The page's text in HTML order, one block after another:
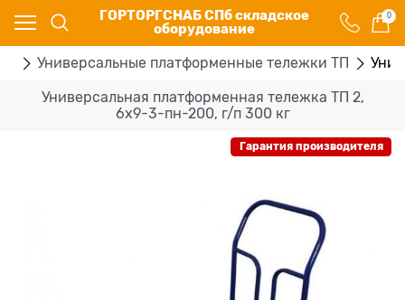
ГОРТОРГСНАБ СПб складское
оборудование
0
Универсальные платформенные тележки ТП
Универсальная платформенная тележка ТП 2,
6х9-3-пн-200, г/п 300 кг
Гарантия производителя